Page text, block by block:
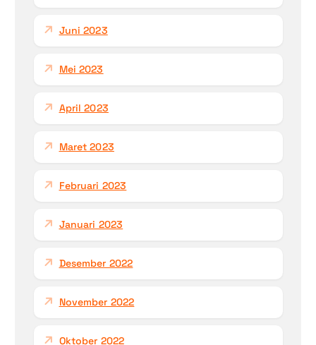
Juni 2023
Mei 2023
April 2023
Maret 2023
Februari 2023
Januari 2023
Desember 2022
November 2022
Oktober 2022